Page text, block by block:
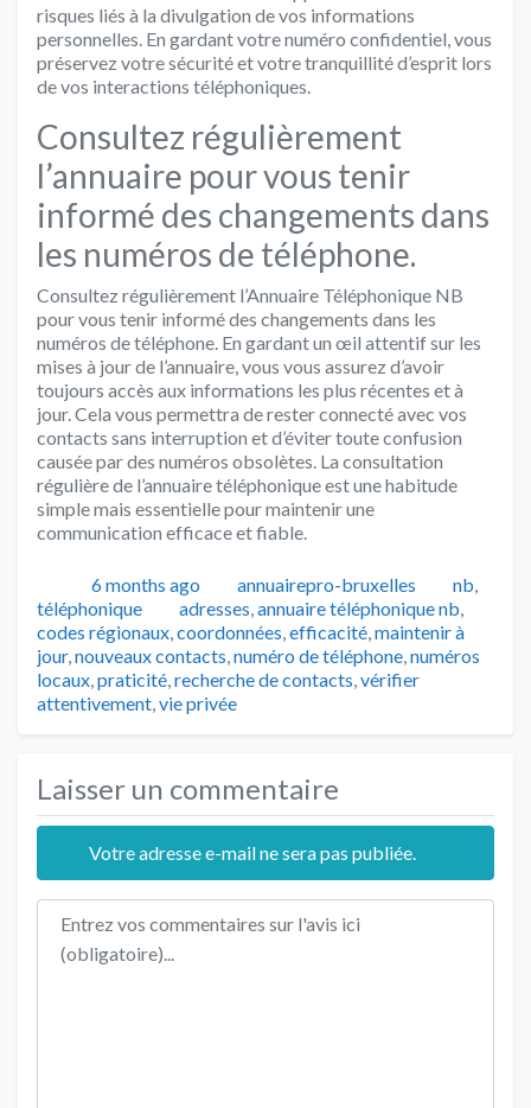
risques liés à la divulgation de vos informations
personnelles. En gardant votre numéro confidentiel, vous
préservez votre sécurité et votre tranquillité d’esprit lors
de vos interactions téléphoniques.
Consultez régulièrement
l’annuaire pour vous tenir
informé des changements dans
les numéros de téléphone.
Consultez régulièrement l’Annuaire Téléphonique NB
pour vous tenir informé des changements dans les
numéros de téléphone. En gardant un œil attentif sur les
mises à jour de l’annuaire, vous vous assurez d’avoir
toujours accès aux informations les plus récentes et à
jour. Cela vous permettra de rester connecté avec vos
contacts sans interruption et d’éviter toute confusion
causée par des numéros obsolètes. La consultation
régulière de l’annuaire téléphonique est une habitude
simple mais essentielle pour maintenir une
communication efficace et fiable.
Publié
6 months ago Auteur
annuairepro-bruxelles nb,
téléphonique
Tags
adresses,annuaire téléphonique nb,
codes régionaux,coordonnées,efficacité,maintenir à
jour,nouveaux contacts,numéro de téléphone,numéros
locaux,praticité,recherche de contacts,vérifier
attentivement,vie privée
Laisser un commentaire
Votre adresse e-mail ne sera pas publiée.
Texte de l'avis